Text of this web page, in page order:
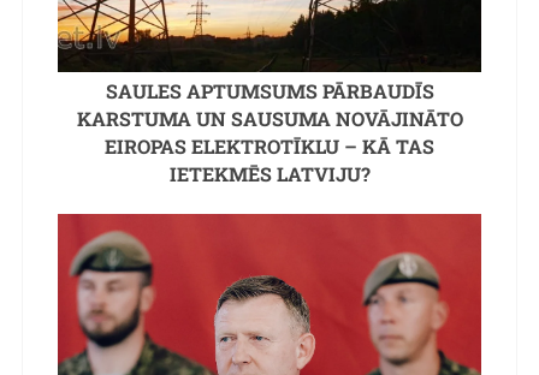
SAULES APTUMSUMS PĀRBAUDĪS
KARSTUMA UN SAUSUMA NOVĀJINĀTO
EIROPAS ELEKTROTĪKLU – KĀ TAS
IETEKMĒS LATVIJU?